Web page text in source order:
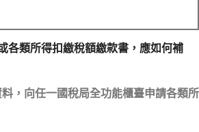
各類所得扣繳稅額繳款書，應如何補
，向任一國稅局全功能櫃臺申請各類所